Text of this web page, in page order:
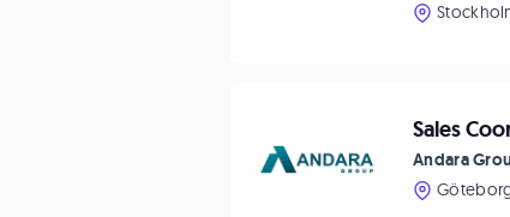
Sales
Andara